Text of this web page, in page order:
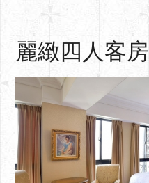
麗緻四人客房